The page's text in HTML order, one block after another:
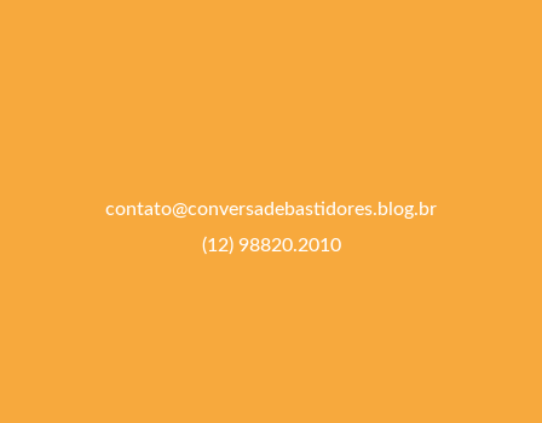
contato@conversadebastidores.blog.br
(12) 98820.2010